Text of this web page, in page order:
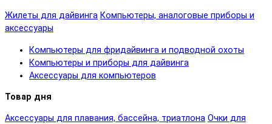
Жилеты для дайвинга Компьютеры, аналоговые приборы и
аксессуары
Компьютеры для фридайвинга и подводной охоты
Компьютеры и приборы для дайвинга
Аксессуары для компьютеров
Товар дня
Аксессуары для плавания, бассейна, триатлона Очки для